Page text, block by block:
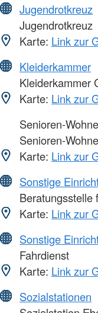
Jugendrotkreuz
Jugendrotkreuz
Karte: Link zur
Kleiderkammer
Kleiderkammer
Karte: Link zur
Senioren-
Senioren-
Karte: Link zur
Sonstige
Beratungsstelle
Karte: Link zur
Sonstige
Fahrdienst
Karte: Link zur
Sozialstationen